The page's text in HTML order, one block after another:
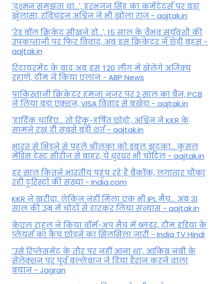
'दुश्मन समझता था...', हरभजन सिंह का कमेंटेटर्स पर बड़ा
खुलासा, रव‍िचंद्रन अश्विन ने भी खोला राज - aajtak.in
'रेड बॉल क्रिकेट सीखने दो...', 15 साल के वैभव सूर्यवंशी की
उपकप्तानी पर फ‍िर व‍िवाद, अब इस क्रिकेटर ने छेड़ी बहस -
aajtak.in
रिटायरमेंट के बाद अब इस T20 लीग में खेलेंगे अजिंक्य
रहाणे, टीम ने किया एलान - ABP News
पाकिस्तानी क्रिकेटर हमजा नजर पर 2 साल का बैन, PCB
ने ल‍िया बड़ा एक्शन, VISA व‍िवाद से बखेड़ा - aajtak.in
'हार्दिक चाहिए... तो रिंकू-हर्षित छोड़ो', अश्विन ने KKR के
सामने रख दी सबसे बड़ी शर्त - aajtak.in
भारत से भिड़ने से पहले श्रीलंका को डबल झटका... कुसल
मेंडिस टेस्ट सीरीज से बाहर, ये धुरंधर भी चोटिल - aajtak.in
हर साल कितने भारतीय पहुंच रहे हैं बैंकॉक, लगातार चौंका
रही टूरिस्टों की संख्या - India.com
KKR ने खरीदा, लेकिन नहीं मिला एक भी IPL मैच... अब 31
साल की उम्र में चोटों से हारकर लिया संन्यास - aajtak.in
केएल राहुल ने किया वॉर्म-अप मैच में ब्लंडर, टीम इंडिया के
प्लेयर्स का कैच छोड़ने का सिलसिला जारी - India TV Hindi
'उसे रिप्लेसमेंट के तौर पर नहीं आना था', आकिब नबी के
सेलेक्शन पर पूर्व बल्लेबाज ने दिया हैरान करने वाला
बयान - Jagran